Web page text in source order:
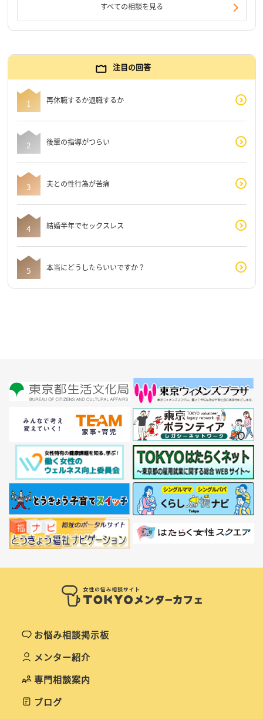
すべての相談を見る
注目の回答
再休職するか退職するか
後輩の指導がつらい
夫との性行為が苦痛
結婚半年でセックスレス
本当にどうしたらいいですか？
お悩み相談掲示板
メンター紹介
専門相談案内
ブログ